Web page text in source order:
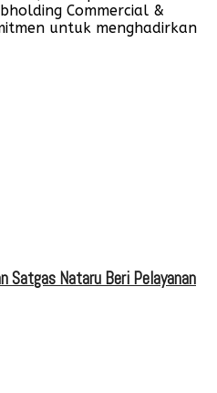
Commercial &
untuk menghadirkan
Nataru Beri Pelayanan